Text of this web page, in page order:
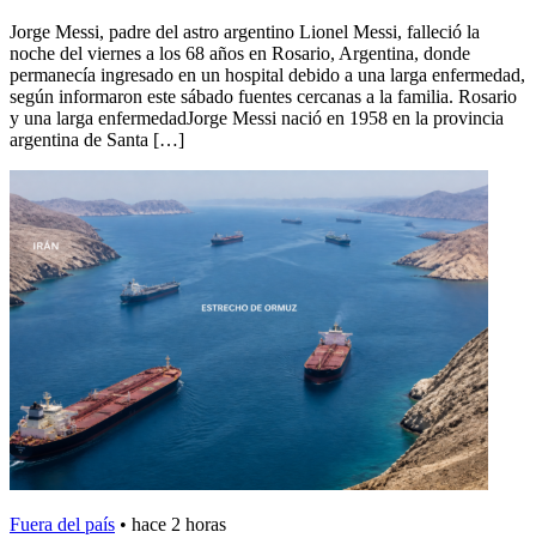
Jorge Messi, padre del astro argentino Lionel Messi, falleció la
noche del viernes a los 68 años en Rosario, Argentina, donde
permanecía ingresado en un hospital debido a una larga enfermedad,
según informaron este sábado fuentes cercanas a la familia. Rosario
y una larga enfermedadJorge Messi nació en 1958 en la provincia
argentina de Santa […]
Fuera del país • hace 2 horas